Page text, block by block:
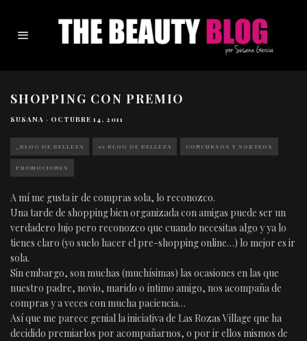
SHOPPING CON PREMIO
SUSANA · OCTUBRE 14, 2011
_BLOG DE BELLEZA 01 BLOG DE BELLEZA CONCURSOS Y SORTEOS
PROMOCIONES
A mí me gusta ir de compras sola, lo reconozco.
Una tarde de shopping bien organizada con amigas puede ser un
verdadero lujo pero reconozco que cuando necesitas algo y ya lo
tienes claro (yo suelo hacer el pre-shopping online…) lo mejor es ir
sola.
Sin embargo, son muchas (muchísimas) las ocasiones en las que
nuestro padre, novio, marido o íntimo amigo, nos acompaña de
compras y a veces con mucha paciencia…
Así que me parece genial la iniciativa de Las Rozas Village que ha
decidido premiarlos por acompañarnos, o por ir ellos mismos de